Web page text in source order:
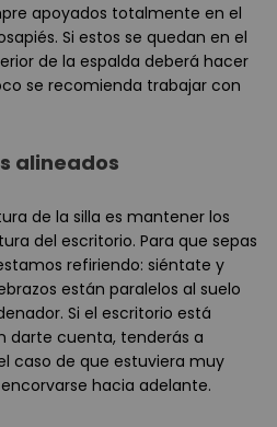
apoyados totalmente en el
Si estos se quedan en el
de la espalda deberá hacer
se recomienda trabajar con
alineados
de la silla es mantener los
del escritorio. Para que sepas
refiriendo: siéntate y
están paralelos al suelo
Si el escritorio está
darte cuenta, tenderás a
caso de que estuviera muy
hacia adelante.